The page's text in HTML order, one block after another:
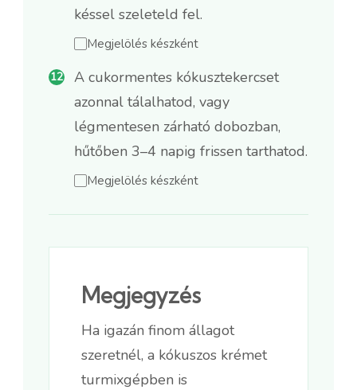
késsel szeleteld fel.
Megjelölés készként
A cukormentes kókusztekercset
azonnal tálalhatod, vagy
légmentesen zárható dobozban,
hűtőben 3–4 napig frissen tarthatod.
Megjelölés készként
Megjegyzés
Ha igazán finom állagot
szeretnél, a kókuszos krémet
turmixgépben is